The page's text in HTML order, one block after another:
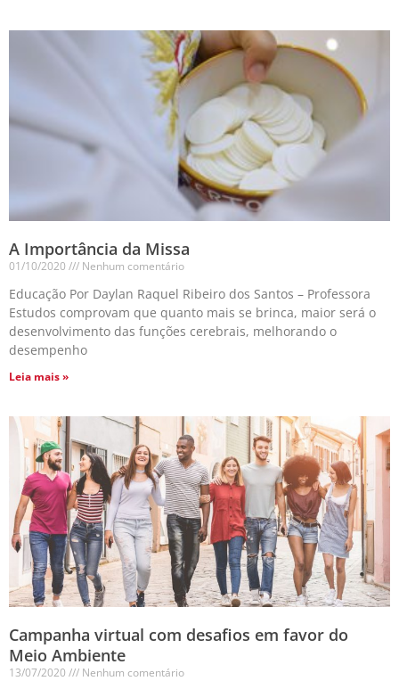
A Importância da Missa
01/10/2020 Nenhum comentário
Educação Por Daylan Raquel Ribeiro dos Santos – Professora
Estudos comprovam que quanto mais se brinca, maior será o
desenvolvimento das funções cerebrais, melhorando o
desempenho
Leia mais »
Campanha virtual com desafios em favor do
Meio Ambiente
13/07/2020 Nenhum comentário